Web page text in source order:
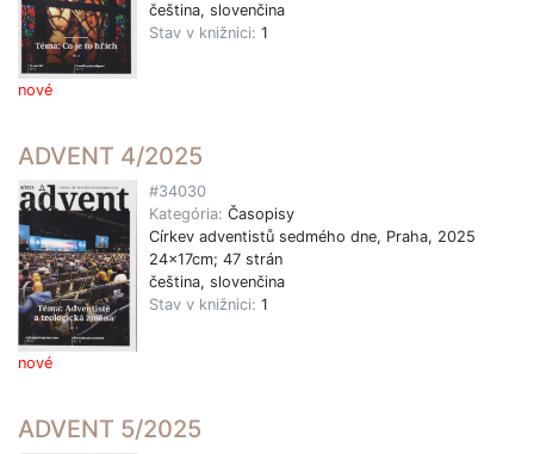
nové
čeština, slovenčina
Stav v knižnici: 1
ADVENT 4/2025
nové
#34030
Kategória: Časopisy
Církev adventistů sedmého dne, Praha, 2025
24x17cm; 47 strán
čeština, slovenčina
Stav v knižnici: 1
ADVENT 5/2025